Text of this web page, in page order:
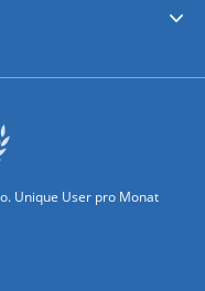
Unique User pro Monat